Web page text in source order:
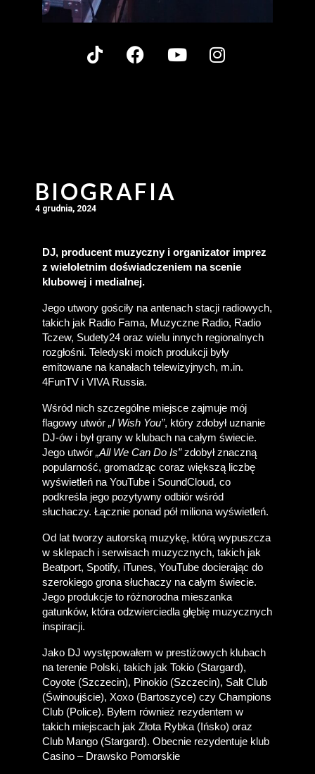
BIOGRAFIA
4 grudnia, 2024
DJ, producent muzyczny i organizator imprez
z wieloletnim doświadczeniem na scenie
klubowej i medialnej.
Jego utwory gościły na antenach stacji radiowych,
takich jak Radio Fama, Muzyczne Radio, Radio
Tczew, Sudety24 oraz wielu innych regionalnych
rozgłośni. Teledyski moich produkcji były
emitowane na kanałach telewizyjnych, m.in.
4FunTV i VIVA Russia.
Wśród nich szczególne miejsce zajmuje mój
flagowy utwór „I Wish You”, który zdobył uznanie
DJ-ów i był grany w klubach na całym świecie.
Jego utwór „All We Can Do Is” zdobył znaczną
popularność, gromadząc coraz większą liczbę
wyświetleń na YouTube i SoundCloud, co
podkreśla jego pozytywny odbiór wśród
słuchaczy. Łącznie ponad pół miliona wyświetleń.
Od lat tworzy autorską muzykę, którą wypuszcza
w sklepach i serwisach muzycznych, takich jak
Beatport, Spotify, iTunes, YouTube docierając do
szerokiego grona słuchaczy na całym świecie.
Jego produkcje to różnorodna mieszanka
gatunków, która odzwierciedla głębię muzycznych
inspiracji.
Jako DJ występowałem w prestiżowych klubach
na terenie Polski, takich jak Tokio (Stargard),
Coyote (Szczecin), Pinokio (Szczecin), Salt Club
(Świnoujście), Xoxo (Bartoszyce) czy Champions
Club (Police). Byłem również rezydentem w
takich miejscach jak Złota Rybka (Ińsko) oraz
Club Mango (Stargard). Obecnie rezydentuje klub
Casino – Drawsko Pomorskie